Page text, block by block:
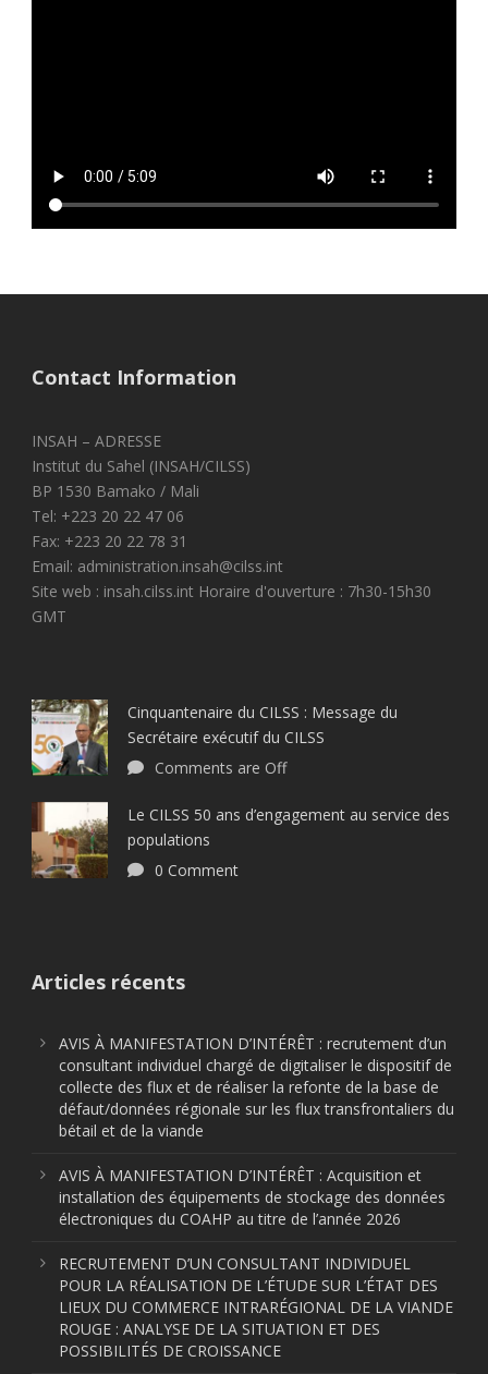
Contact Information
INSAH – ADRESSE
Institut du Sahel (INSAH/CILSS)
BP 1530 Bamako / Mali
Tel: +223 20 22 47 06
Fax: +223 20 22 78 31
Email: administration.insah@cilss.int
Site web : insah.cilss.int Horaire d'ouverture : 7h30-15h30
GMT
Cinquantenaire du CILSS : Message du
Secrétaire exécutif du CILSS
Comments are Off
Le CILSS 50 ans d’engagement au service des
populations
0 Comment
Articles récents
AVIS À MANIFESTATION D’INTÉRÊT : recrutement d’un
consultant individuel chargé de digitaliser le dispositif de
collecte des flux et de réaliser la refonte de la base de
défaut/données régionale sur les flux transfrontaliers du
bétail et de la viande
AVIS À MANIFESTATION D’INTÉRÊT : Acquisition et
installation des équipements de stockage des données
électroniques du COAHP au titre de l’année 2026
RECRUTEMENT D’UN CONSULTANT INDIVIDUEL
POUR LA RÉALISATION DE L’ÉTUDE SUR L’ÉTAT DES
LIEUX DU COMMERCE INTRARÉGIONAL DE LA VIANDE
ROUGE : ANALYSE DE LA SITUATION ET DES
POSSIBILITÉS DE CROISSANCE